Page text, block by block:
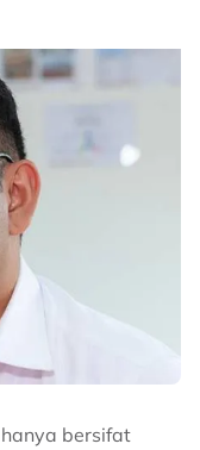
bersifat